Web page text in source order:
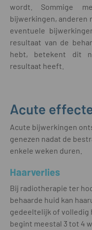
wordt. Sommige
bijwerkingen, anderen
eventuele
resultaat van de
hebt, betekent dit
resultaat heeft.
Acute
Acute bijwerkingen
genezen nadat de
enkele weken duren.
Haarverlies
Bij radiotherapie ter
behaarde huid kan
gedeeltelijk of volledig
begint meestal 3 tot 4